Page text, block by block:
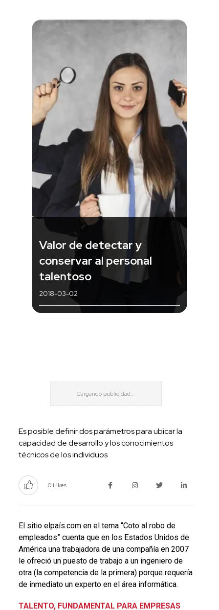
Valor de detectar y
conservar al personal
talentoso
2018-03-02
Es posible definir dos parámetros para ubicar la
capacidad de desarrollo y los conocimientos
técnicos de los individuos
0 Likes
El sitio elpaís.comen el tema “Coto al robo de
empleados” cuenta que en los Estados Unidos de
América una trabajadora de una compañía en 2007
le ofreció un puesto de trabajo a un ingeniero de
otra (la competencia de la primera) porque requería
de inmediato un experto en el área informática.
TALENTO, FUNDAMENTAL PARA EMPRESAS